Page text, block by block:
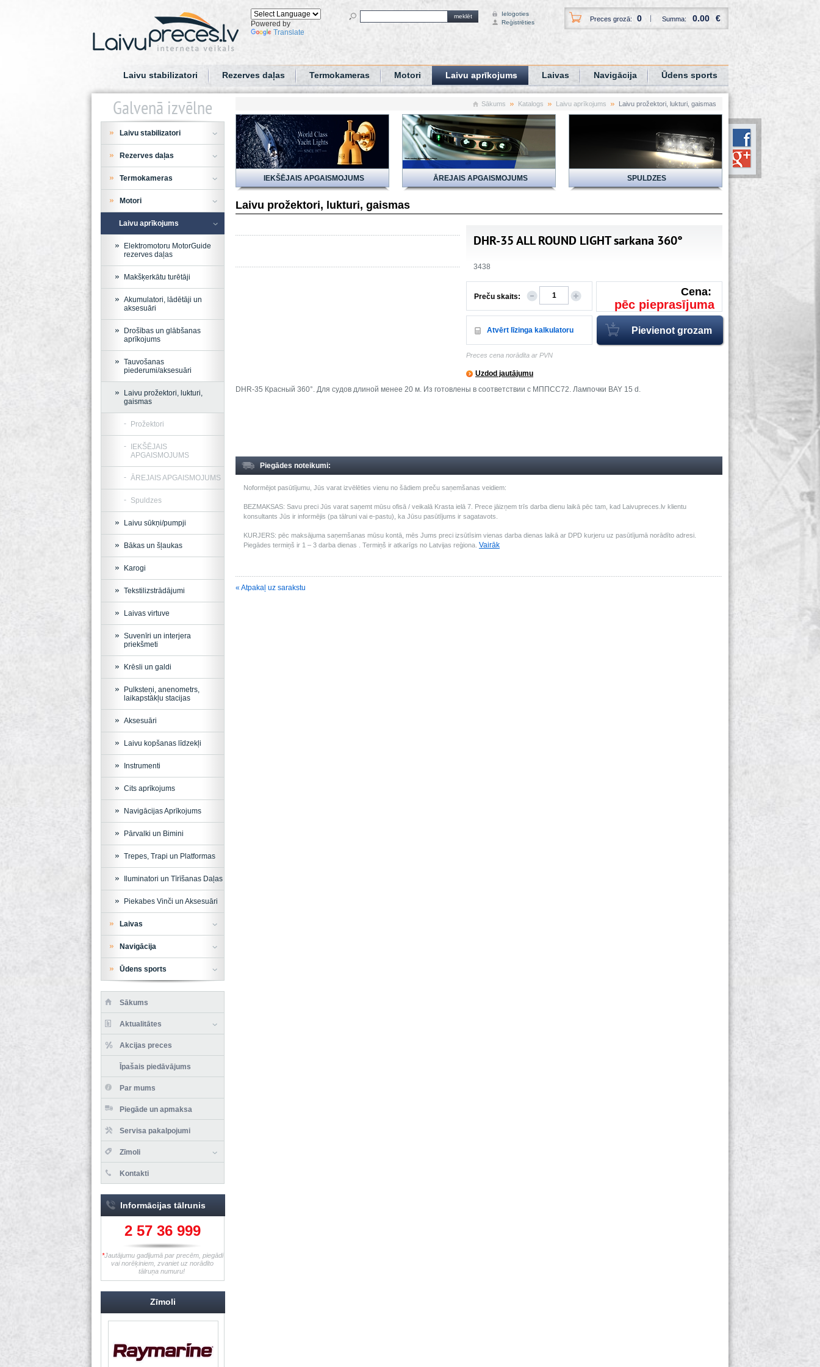
Powered by
Translate
meklēt
Ielogoties
Reģistrēties
Preces grozā: 0 Summa: 0.00 €
Laivu stabilizatori Rezerves daļas Termokameras Motori Laivu aprīkojums Laivas Navigācija Ūdens sports
Sākums Katalogs Laivu aprīkojums Laivu prožektori, lukturi, gaismas
IEKŠĒJAIS APGAISMOJUMS ĀREJAIS APGAISMOJUMS SPULDZES
Laivu prožektori, lukturi, gaismas
DHR-35 ALL ROUND LIGHT sarkana 360°
3438
Preču skaits: Cena:
pēc pieprasījuma
Atvērt līzinga kalkulatoru
Preces cena norādīta ar PVN
Uzdod jautājumu
DHR-35 Красный 360°. Для судов длиной менее 20 м. Из готовлены в соответствии с МППСС72. Лампочки BAY 15 d.
Piegādes noteikumi:
Noformējot pasūtījumu, Jūs varat izvēlēties vienu no šādiem preču saņemšanas veidiem:
BEZMAKSAS: Savu preci Jūs varat saņemt mūsu ofisā / veikalā Krasta ielā 7. Prece jāizņem trīs darba dienu laikā pēc tam, kad Laivupreces.lv klientu
konsultants Jūs ir informējis (pa tālruni vai e-pastu), ka Jūsu pasūtījums ir sagatavots.
KURJERS: pēc maksājuma saņemšanas mūsu kontā, mēs Jums preci izsūtīsim vienas darba dienas laikā ar DPD kurjeru uz pasūtījumā norādīto adresi.
Piegādes termiņš ir 1 – 3 darba dienas . Termiņš ir atkarīgs no Latvijas reģiona. Vairāk
« Atpakaļ uz sarakstu
Galvenā izvēlne
Laivu stabilizatori
Rezerves daļas
Termokameras
Motori
Laivu aprīkojums
Elektromotoru MotorGuide
rezerves daļas
Makšķerkātu turētāji
Akumulatori, lādētāji un
aksesuāri
Drošības un glābšanas
aprīkojums
Tauvošanas
piederumi/aksesuāri
Laivu prožektori, lukturi,
gaismas
Prožektori
IEKŠĒJAIS
APGAISMOJUMS
ĀREJAIS APGAISMOJUMS
Spuldzes
Laivu sūkņi/pumpji
Bākas un šļaukas
Karogi
Tekstilizstrādājumi
Laivas virtuve
Suvenīri un interjera
priekšmeti
Krēsli un galdi
Pulksteņi, anenometrs,
laikapstākļu stacijas
Aksesuāri
Laivu kopšanas līdzekļi
Instrumenti
Cits aprīkojums
Navigācijas Aprīkojums
Pārvalki un Bimini
Trepes, Trapi un Platformas
Iluminatori un Tīrīšanas Daļas
Piekabes Vinči un Aksesuāri
Laivas
Navigācija
Ūdens sports
Sākums
Aktualitātes
Akcijas preces
Īpašais piedāvājums
Par mums
Piegāde un apmaksa
Servisa pakalpojumi
Zīmoli
Kontakti
Informācijas tālrunis
2 57 36 999
*Jautājumu gadījumā par precēm, piegādi
vai norēķiniem, zvaniet uz norādīto
tālruņa numuru!
Zīmoli